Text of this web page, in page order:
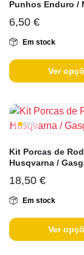
Punhos Enduro /
6,50 €
Em stock
Ver
Kit Porcas de
Husqvarna /
18,50 €
Em stock
Ver